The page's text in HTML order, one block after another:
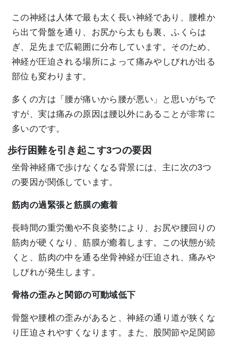
この神経は人体で最も太く長い神経であり、腰椎か
ら出て骨盤を通り、お尻から太もも裏、ふくらは
ぎ、足先まで広範囲に分布しています。そのため、
神経が圧迫される場所によって痛みやしびれが出る
部位も変わります。
多くの方は「腰が痛いから腰が悪い」と思いがちで
すが、実は痛みの原因は腰以外にあることが非常に
多いのです。
歩行困難を引き起こす3つの要因
坐骨神経痛で歩けなくなる背景には、主に次の3つ
の要因が関係しています。
筋肉の過緊張と筋膜の癒着
長時間の重労働や不良姿勢により、お尻や腰回りの
筋肉が硬くなり、筋膜が癒着します。この状態が続
くと、筋肉の中を通る坐骨神経が圧迫され、痛みや
しびれが発生します。
骨格の歪みと関節の可動域低下
骨盤や腰椎の歪みがあると、神経の通り道が狭くな
り圧迫されやすくなります。また、股関節や足関節